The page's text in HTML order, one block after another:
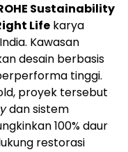
Sustainability
Life karya
Kawasan
desain berbasis
tinggi.
proyek tersebut
dan sistem
100% daur
restorasi